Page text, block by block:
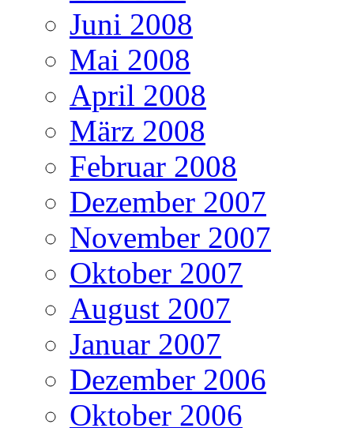
Juni 2008
Mai 2008
April 2008
März 2008
Februar 2008
Dezember 2007
November 2007
Oktober 2007
August 2007
Januar 2007
Dezember 2006
Oktober 2006